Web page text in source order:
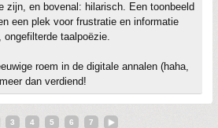
zijn, en bovenal: hilarisch. Een toonbeeld
een plek voor frustratie en informatie
taalpoëzie.
roem in de digitale annalen (haha,
dan verdiend!
3 4 5 6 7